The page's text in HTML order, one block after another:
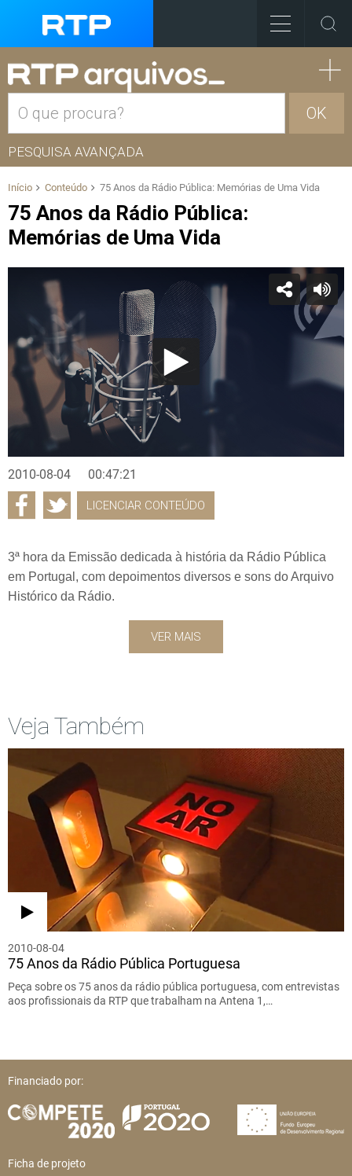
OK
PESQUISA AVANÇADA
Início Conteúdo 75 Anos da Rádio Pública: Memórias de Uma Vida
75 Anos da Rádio Pública:
Memórias de Uma Vida
2010-08-04 00:47:21
LICENCIAR CONTEÚDO
3ª hora da Emissão dedicada à história da Rádio Pública
em Portugal, com depoimentos diversos e sons do Arquivo
Histórico da Rádio.
VER MAIS
Veja Também
2010-08-04
75 Anos da Rádio Pública Portuguesa
Peça sobre os 75 anos da rádio pública portuguesa, com entrevistas
aos profissionais da RTP que trabalham na Antena 1,…
Financiado por:
Ficha de projeto